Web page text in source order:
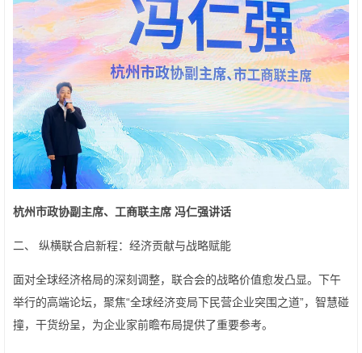
杭州市政协副主席、工商联主席 冯仁强讲话
二、 纵横联合启新程：经济贡献与战略赋能
面对全球经济格局的深刻调整，联合会的战略价值愈发凸显。下午
举行的高端论坛，聚焦“全球经济变局下民营企业突围之道”，智慧碰
撞，干货纷呈，为企业家前瞻布局提供了重要参考。